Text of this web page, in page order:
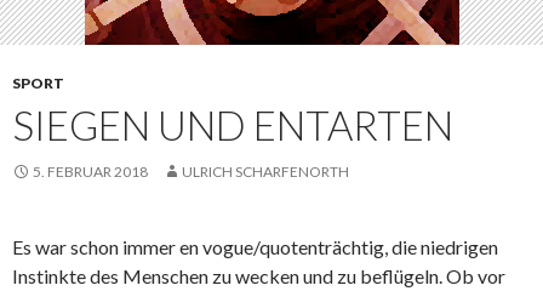
SPORT
SIEGEN UND ENTARTEN
5. FEBRUAR 2018 ULRICH SCHARFENORTH
Es war schon immer en vogue/quotenträchtig, die niedrigen
Instinkte des Menschen zu wecken und zu beflügeln. Ob vor